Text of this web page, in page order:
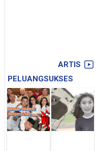
ARTIS
PELUANGSUKSES